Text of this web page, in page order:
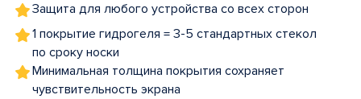
Защита для любого устройства со всех сторон
1 покрытие гидрогеля = 3-5 стандартных стекол
по сроку носки
Минимальная толщина покрытия сохраняет
чувствительность экрана